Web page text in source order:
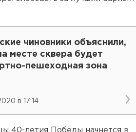
чиновники объяснили,
месте сквера будет
пешеходная зона
в 17:14
40-летия Победы начнется в